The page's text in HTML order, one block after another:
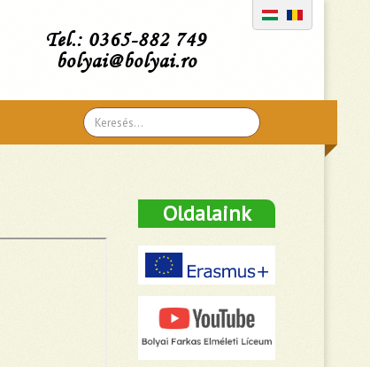
Tel.: 0365-882 749
bolyai@bolyai.ro
Search
...
Oldalaink